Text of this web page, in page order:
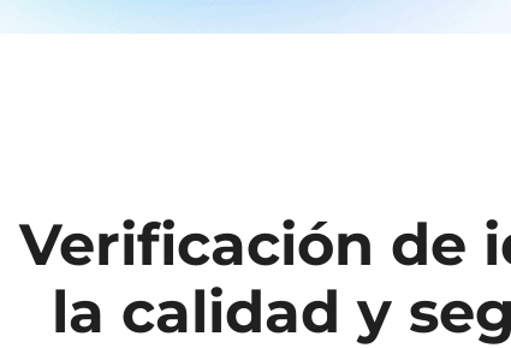
Verificación de
la calidad y